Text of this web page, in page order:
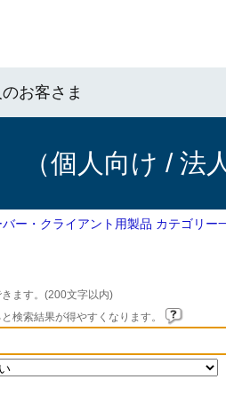
お客さま
個人向け / 法人
ー・クライアント用製品 カテゴリー
ます。(200文字以内)
検索結果が得やすくなります。